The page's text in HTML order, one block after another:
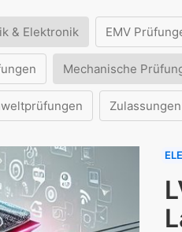
& Elektronik EMV
Mechanische